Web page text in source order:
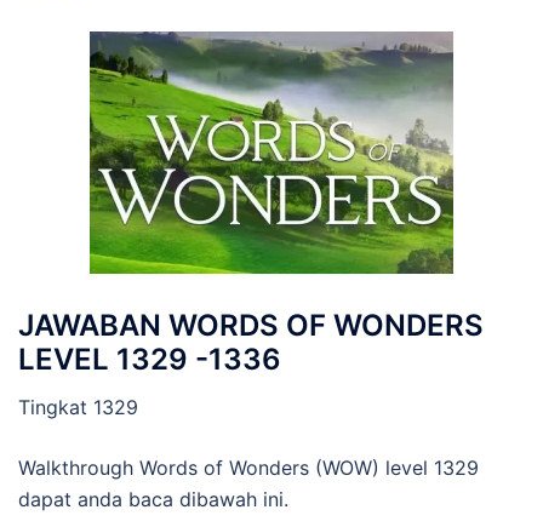
JAWABAN WORDS OF WONDERS
LEVEL 1329 -1336
Tingkat 1329
Walkthrough Words of Wonders (WOW) level 1329
dapat anda baca dibawah ini.